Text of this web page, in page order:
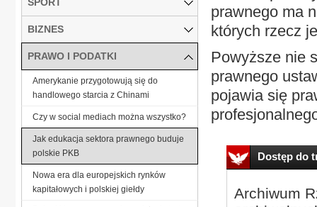
prawnego ma
których rzecz
Powyższe nie
prawnego
pojawia się
Dostęp do
Archiwum
BIZNES
PRAWO I PODATKI
Amerykanie przygotowują się do
handlowego starcia z Chinami
Czy w social mediach można wszystko?
Jak edukacja sektora prawnego buduje
polskie PKB
Nowa era dla europejskich rynków
kapitałowych i polskiej giełdy